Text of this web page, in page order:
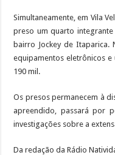
Simultaneamente, em Vila
preso um quarto
bairro Jockey de Itaparica.
equipamentos eletrônicos e
190 mil.
Os presos permanecem à
apreendido, passará por
investigações sobre a
Da redação da Rádio